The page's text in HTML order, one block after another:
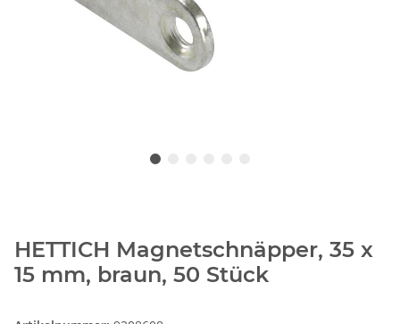
HETTICH Magnetschnäpper, 35 x
15 mm, braun, 50 Stück